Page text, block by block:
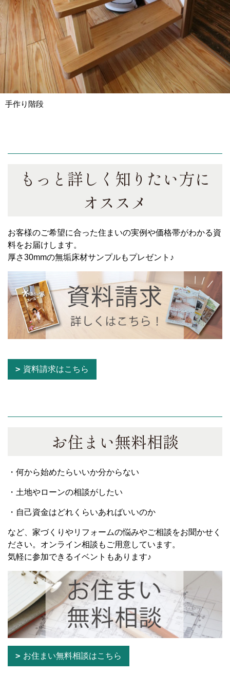
手作り階段
もっと詳しく知りたい方に
オススメ
お客様のご希望に合った住まいの実例や価格帯がわかる資
料をお届けします。
厚さ30mmの無垢床材サンプルもプレゼント♪
資料請求はこちら
お住まい無料相談
・何から始めたらいいか分からない
・土地やローンの相談がしたい
・自己資金はどれくらいあればいいのか
など、家づくりやリフォームの悩みやご相談をお聞かせく
ださい。オンライン相談もご用意しています。
気軽に参加できるイベントもあります♪
お住まい無料相談はこちら